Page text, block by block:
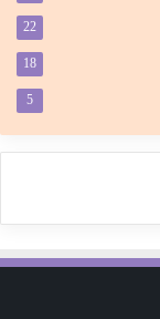
22
18
5